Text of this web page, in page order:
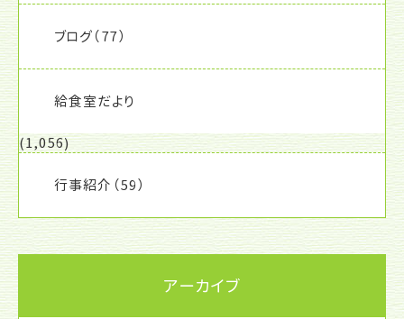
ブログ（77）
給食室だより
(1,056)
行事紹介 （59）
アーカイブ